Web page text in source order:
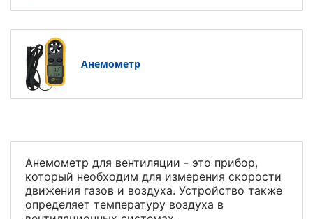
Анемометр
Анемометр для вентиляции - это прибор,
который необходим для измерения скорости
движения газов и воздуха. Устройство также
определяет температуру воздуха в